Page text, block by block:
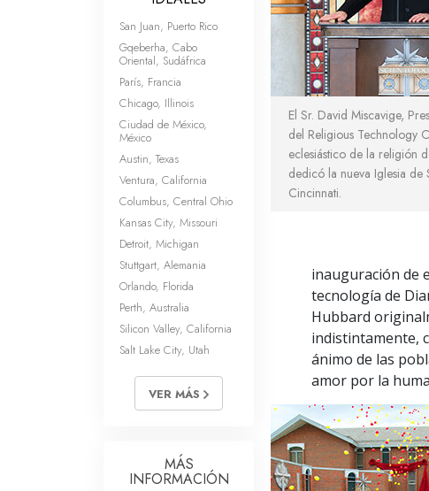
El Sr. David Miscavige,
del Religious Technology
eclesiástico de la religión
dedicó la nueva Iglesia de
Cincinnati.
inauguración de
tecnología de
Hubbard
indistintamente,
ánimo de las
amor por la
San Juan, Puerto Rico
Gqeberha, Cabo
Oriental, Sudáfrica
París, Francia
Chicago, Illinois
Ciudad de México,
México
Austin, Texas
Ventura, California
Columbus, Central Ohio
Kansas City, Missouri
Detroit, Michigan
Stuttgart, Alemania
Orlando, Florida
Perth, Australia
Silicon Valley, California
Salt Lake City, Utah
VER MÁS
MÁS
INFORMACIÓN